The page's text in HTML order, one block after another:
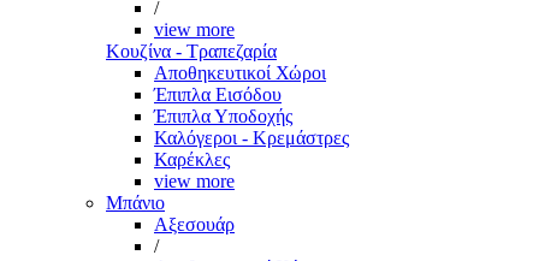
/
view more
Κουζίνα - Τραπεζαρία
Αποθηκευτικοί Χώροι
Έπιπλα Εισόδου
Έπιπλα Υποδοχής
Καλόγεροι - Κρεμάστρες
Καρέκλες
view more
Μπάνιο
Αξεσουάρ
/